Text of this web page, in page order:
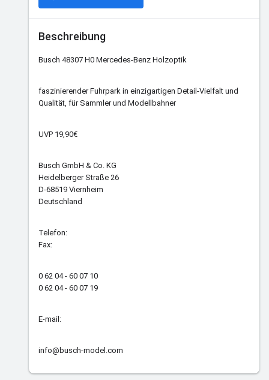
Beschreibung
Busch 48307 H0 Mercedes-Benz Holzoptik
faszinierender Fuhrpark in einzigartigen Detail-Vielfalt und
Qualität, für Sammler und Modellbahner
UVP 19,90€
Busch GmbH & Co. KG
Heidelberger Straße 26
D-68519 Viernheim
Deutschland
Telefon:
Fax:
0 62 04 - 60 07 10
0 62 04 - 60 07 19
E-mail:
info@busch-model.com